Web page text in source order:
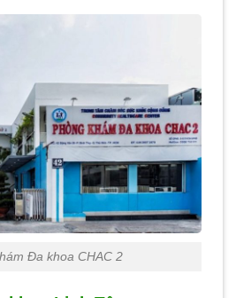
Đa khoa CHAC 2